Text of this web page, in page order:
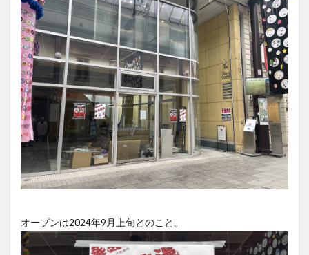
オープンは2024年9月上旬とのこと。
姫島村
子ども教室 子ども服
子育て
宇佐市
居酒屋 屋台
平和市民公園能楽堂
庄内町カフェ
府内 投票 挾間町
新幹線
日出 日出町 日田市
昆虫食
明豊
書店 期間限定 本
杵築市
津久見市
海開き 温泉 湧水
湯布院
滝
漢方 炭火焼き 焼き菓子
犬
玖珠郡
由布市 由布院 甲子園
石仏
磨崖仏
祝祭の広場 神社 祭り
秋
絵本
自動販売機 自転車
花 花火 茶碗蒸し 蕎麦
虹